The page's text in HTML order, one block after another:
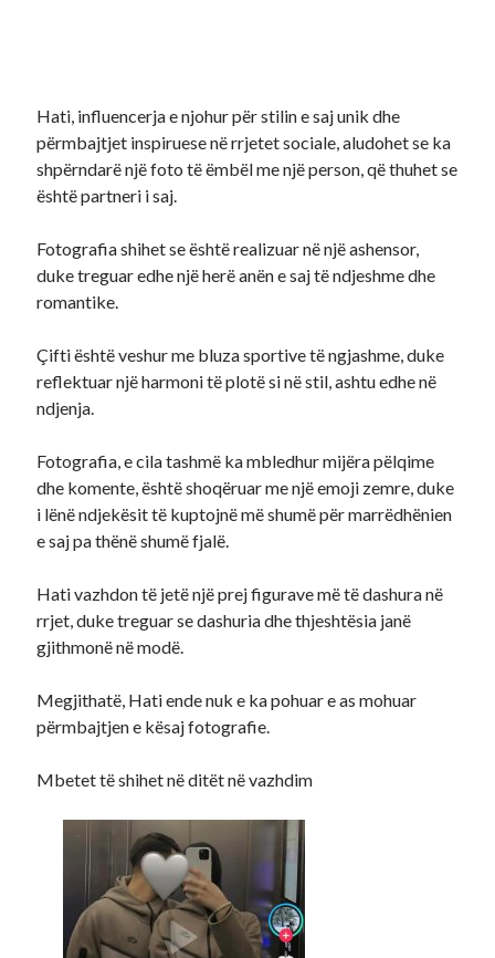
Hati, influencerja e njohur për stilin e saj unik dhe
përmbajtjet inspiruese në rrjetet sociale, aludohet se ka
shpërndarë një foto të ëmbël me një person, që thuhet se
është partneri i saj.
Fotografia shihet se është realizuar në një ashensor,
duke treguar edhe një herë anën e saj të ndjeshme dhe
romantike.
Çifti është veshur me bluza sportive të ngjashme, duke
reflektuar një harmoni të plotë si në stil, ashtu edhe në
ndjenja.
Fotografia, e cila tashmë ka mbledhur mijëra pëlqime
dhe komente, është shoqëruar me një emoji zemre, duke
i lënë ndjekësit të kuptojnë më shumë për marrëdhënien
e saj pa thënë shumë fjalë.
Hati vazhdon të jetë një prej figurave më të dashura në
rrjet, duke treguar se dashuria dhe thjeshtësia janë
gjithmonë në modë.
Megjithatë, Hati ende nuk e ka pohuar e as mohuar
përmbajtjen e kësaj fotografie.
Mbetet të shihet në ditët në vazhdim